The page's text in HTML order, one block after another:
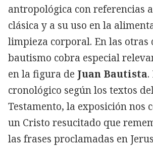
antropológica con referencias
clásica y a su uso en la
limpieza corporal. En las otras
bautismo cobra especial
en la figura de Juan Bautista.
cronológico según los textos
Testamento, la exposición nos
un Cristo resucitado que
las frases proclamadas en